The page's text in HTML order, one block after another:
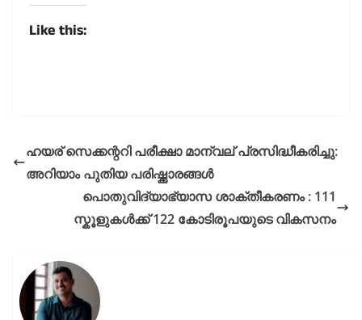
Like this:
ഹയര് സെക്കന്ററി പരീക്ഷാ മാന്വല് പ്രസിദ്ധീകരിച്ചു:
അറിയാം പുതിയ പരിഷ്ക്കാരങ്ങൾ
പൊതുവിദ്യാഭ്യാസ ശാക്തീകരണം : 111
സ്കൂളുകൾക്ക് 122 കോടിരൂപയുടെ വികസനം